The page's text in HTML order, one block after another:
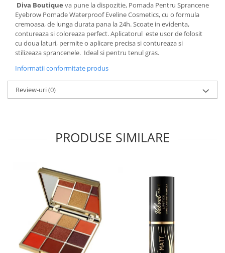
Diva Boutique va pune la dispozitie, Pomada Pentru Sprancene
Eyebrow Pomade Waterproof Eveline Cosmetics, cu o formula
cremoasa, de lunga durata pana la 24h. Scoate in evidenta,
contureaza si coloreaza perfect. Aplicatorul este usor de folosit
cu doua laturi, permite o aplicare precisa si contureaza si
stilizeaza sprancenele. Ideal si pentru tenul gras.
Informatii conformitate produs
Review-uri(0)
PRODUSE SIMILARE